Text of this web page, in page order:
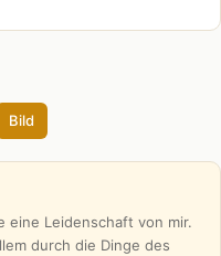
Bild
eine Leidenschaft von mir.
durch die Dinge des